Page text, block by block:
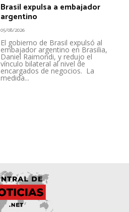
Brasil expulsa a embajador
argentino
05/08/2026
El gobierno de Brasil expulsó al
embajador argentino en Brasilia,
Daniel Raimondi, y redujo el
vínculo bilateral al nivel de
encargados de negocios. La
medida...